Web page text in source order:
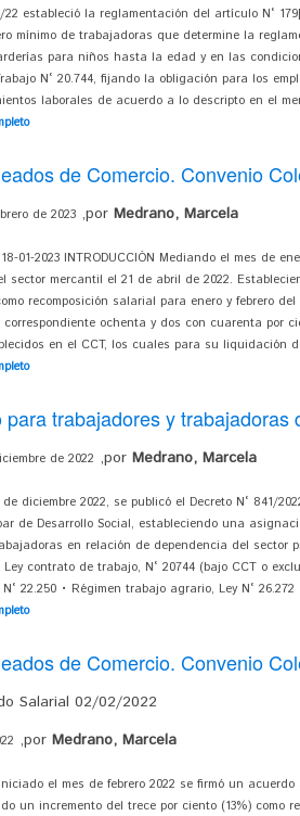
22 estableció la reglamentación del artículo N°
mínimo de trabajadoras que determine la
para niños hasta la edad y en las
N° 20.744, fijando la obligación para los
laborales de acuerdo a lo descripto en el
de Comercio. Convenio
de 2023 ,por Medrano, Marcela
01-2023 INTRODUCCIÓN Mediando el mes de
sector mercantil el 21 de abril de 2022.
recomposición salarial para enero y febrero
ochenta y dos con cuarenta por
en el CCT, los cuales para su liquidación
para trabajadores y trabajadoras
de 2022 ,por Medrano, Marcela
diciembre 2022, se publicó el Decreto N° 841/
de Desarrollo Social, estableciendo una
en relación de dependencia del sector
contrato de trabajo, N° 20744 (bajo CCT o
22.250 • Régimen trabajo agrario, Ley N°
de Comercio. Convenio
Salarial 02/02/2022
,por Medrano, Marcela
Iniciado el mes de febrero 2022 se firmó un
un incremento del trece por ciento (13%) como